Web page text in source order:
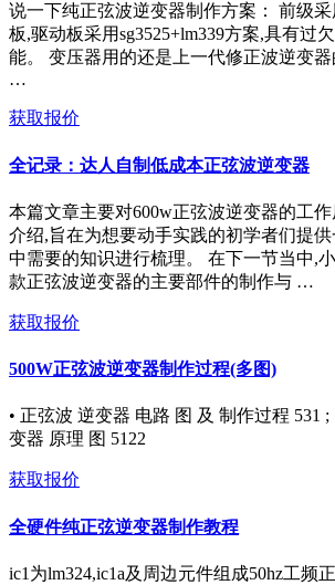
说一下纯正弦波逆变器制作方案： 前级
板,驱动板采用sg3525+lm339方案,具有过
能。 变压器用的还是上一代修正波逆变
…
获取报价
全记录：达人自制低成本正弦波逆变器
本篇文章主要对600w正弦波逆变器的工
介绍,旨在为想要动手实践的初学者们提
中需要的知识进行梳理。 在下一节当中,
款正弦波逆变器的主要部件的制作与 …
获取报价
500W正弦波逆变器制作过程(多图)
• 正弦波 逆变器 电路 图 及 制作过程 531 ;
变器 原理 图 5122
获取报价
全硬件纯正弦逆变器制作教程
ic1为lm324,ic1a及周边元件组成50hz工频